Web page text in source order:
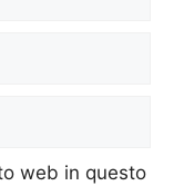
web in questo